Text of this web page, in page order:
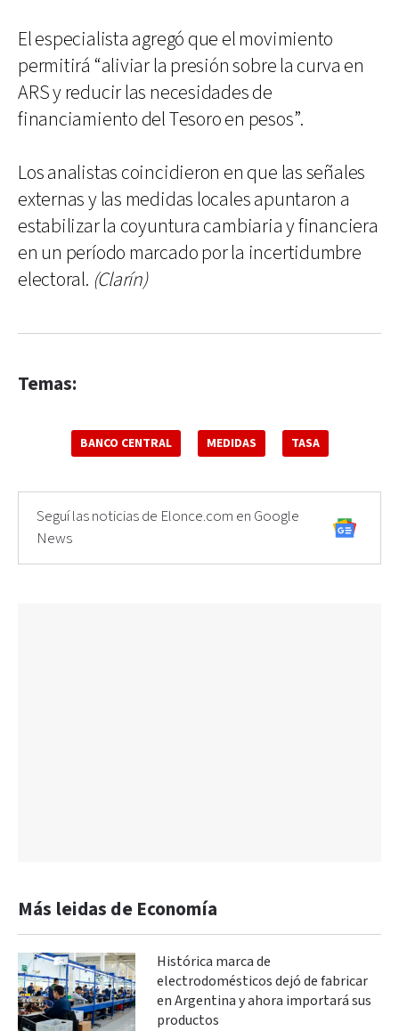
El especialista agregó que el movimiento
permitirá “aliviar la presión sobre la curva en
ARS y reducir las necesidades de
financiamiento del Tesoro en pesos”.
Los analistas coincidieron en que las señales
externas y las medidas locales apuntaron a
estabilizar la coyuntura cambiaria y financiera
en un período marcado por la incertidumbre
electoral. (Clarín)
Temas:
BANCO CENTRAL MEDIDAS TASA
Seguí las noticias de Elonce.com en Google
News
Más leidas de Economía
Histórica marca de
electrodomésticos dejó de fabricar
en Argentina y ahora importará sus
productos